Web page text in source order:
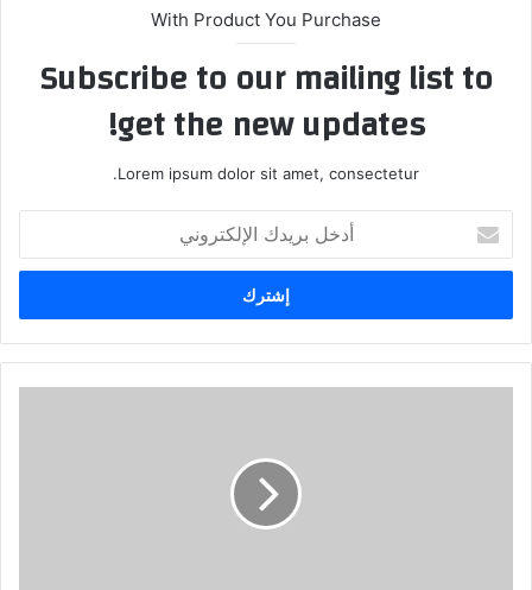
With Product You Purchase
Subscribe to our mailing list to
get the new updates!
Lorem ipsum dolor sit amet, consectetur.
خ
ب
ر